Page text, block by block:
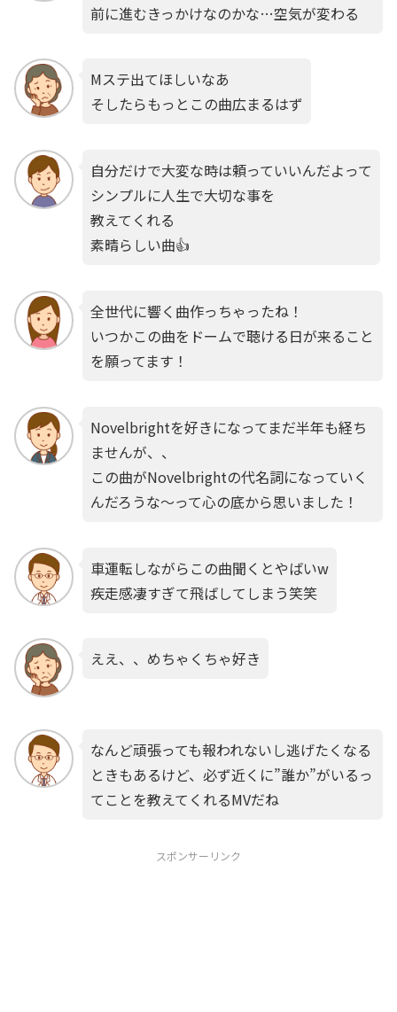
前に進むきっかけなのかな…空気が変わる
Mステ出てほしいなあ
そしたらもっとこの曲広まるはず
自分だけで大変な時は頼っていいんだよって
シンプルに人生で大切な事を
教えてくれる
素晴らしい曲👍
全世代に響く曲作っちゃったね！
いつかこの曲をドームで聴ける日が来ること
を願ってます！
Novelbrightを好きになってまだ半年も経ち
ませんが、、
この曲がNovelbrightの代名詞になっていく
んだろうな〜って心の底から思いました！
車運転しながらこの曲聞くとやばいw
疾走感凄すぎて飛ばしてしまう笑笑
ええ、、めちゃくちゃ好き
なんど頑張っても報われないし逃げたくなる
ときもあるけど、必ず近くに”誰か”がいるっ
てことを教えてくれるMVだね
スポンサーリンク